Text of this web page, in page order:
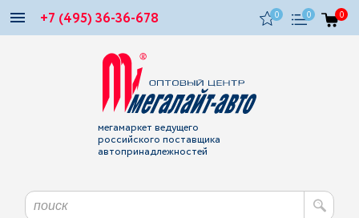
+7 (495) 36-36-678 0 0 0
мегамаркет ведущего
российского поставщика
автопринадлежностей